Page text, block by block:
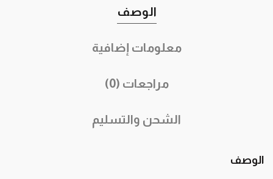
الوصف
معلومات إضافية
مراجعات (0)
الشحن والتسليم
الوصف